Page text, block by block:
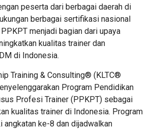
peserta dari berbagai daerah di
berbagai sertifikasi nasional
menjadi bagian dari upaya
kualitas trainer dan
di Indonesia.
Training & Consulting® (KLTC®
Program Pendidikan
Profesi Trainer (PPKPT) sebagai
kualitas trainer di Indonesia. Program
angkatan ke-8 dan dijadwalkan